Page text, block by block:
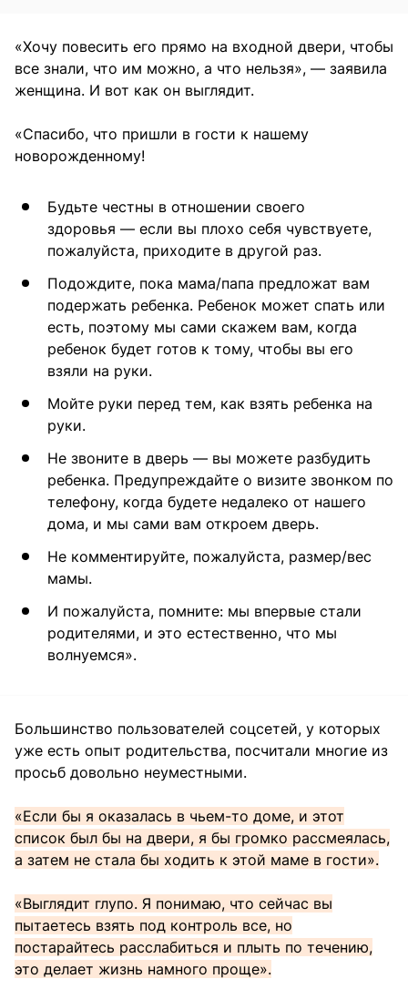
«Хочу повесить его прямо на входной двери, чтобы
все знали, что им можно, а что нельзя», — заявила
женщина. И вот как он выглядит.
«Спасибо, что пришли в гости к нашему
новорожденному!
Будьте честны в отношении своего
здоровья — если вы плохо себя чувствуете,
пожалуйста, приходите в другой раз.
Подождите, пока мама/папа предложат вам
подержать ребенка. Ребенок может спать или
есть, поэтому мы сами скажем вам, когда
ребенок будет готов к тому, чтобы вы его
взяли на руки.
Мойте руки перед тем, как взять ребенка на
руки.
Не звоните в дверь — вы можете разбудить
ребенка. Предупреждайте о визите звонком по
телефону, когда будете недалеко от нашего
дома, и мы сами вам откроем дверь.
Не комментируйте, пожалуйста, размер/вес
мамы.
И пожалуйста, помните: мы впервые стали
родителями, и это естественно, что мы
волнуемся».
Большинство пользователей соцсетей, у которых
уже есть опыт родительства, посчитали многие из
просьб довольно неуместными.
«Если бы я оказалась в чьем-то доме, и этот
список был бы на двери, я бы громко рассмеялась,
а затем не стала бы ходить к этой маме в гости».
«Выглядит глупо. Я понимаю, что сейчас вы
пытаетесь взять под контроль все, но
постарайтесь расслабиться и плыть по течению,
это делает жизнь намного проще».